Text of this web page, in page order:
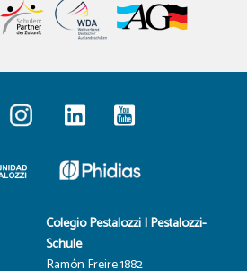
Colegio Pestalozzi | Pestalozzi-
Schule
Ramón Freire 1882